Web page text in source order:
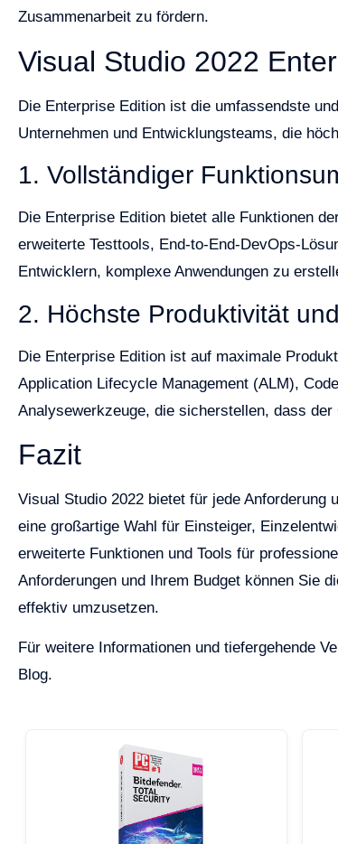
Zusammenarbeit zu fördern.
Visual Studio 2022
Die Enterprise Edition ist die umfassendste
Unternehmen und Entwicklungsteams, die
1. Vollständiger
Die Enterprise Edition bietet alle Funktionen
erweiterte Testtools, End-to-End-DevOps-
Entwicklern, komplexe Anwendungen zu
2. Höchste Produktivität
Die Enterprise Edition ist auf maximale
Application Lifecycle Management (ALM),
Analysewerkzeuge, die sicherstellen, dass
Fazit
Visual Studio 2022 bietet für jede Anforderung
eine großartige Wahl für Einsteiger,
erweiterte Funktionen und Tools für
Anforderungen und Ihrem Budget können Sie
effektiv umzusetzen.
Für weitere Informationen und tiefergehende
Blog.